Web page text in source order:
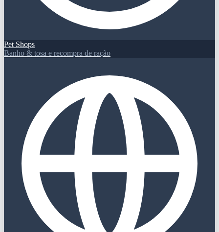
Pet Shops
Banho & tosa e recompra de ração